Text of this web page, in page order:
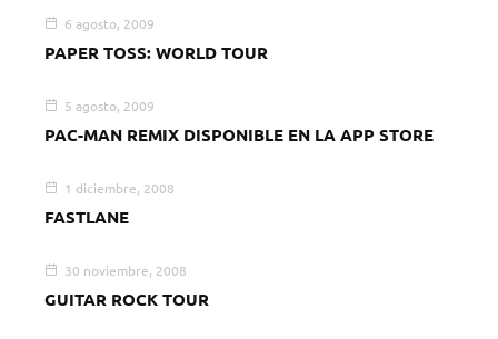
6 agosto, 2009
PAPER TOSS: WORLD TOUR
5 agosto, 2009
PAC-MAN REMIX DISPONIBLE EN LA APP STORE
1 diciembre, 2008
FASTLANE
30 noviembre, 2008
GUITAR ROCK TOUR